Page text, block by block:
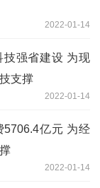
2022-01-14
技强省建设 为现
支撑
2022-01-14
亿元 为经
2022-01-14